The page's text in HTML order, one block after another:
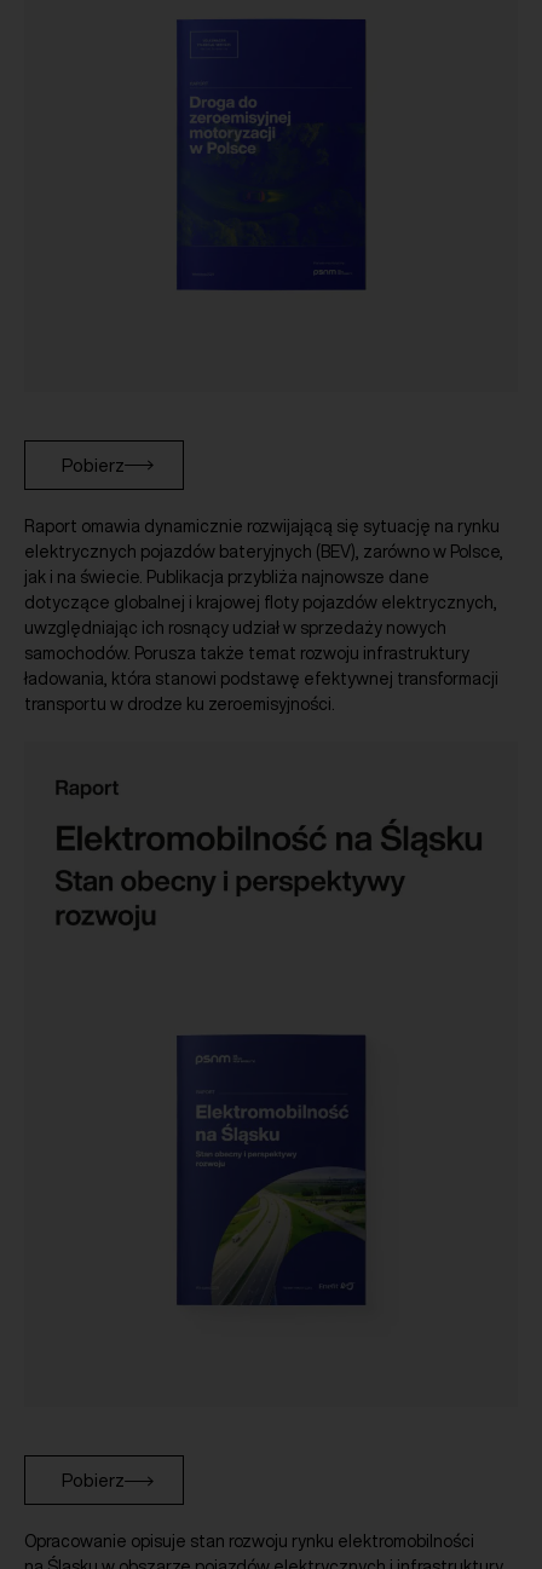
Pobierz
Raport omawia dynamicznie rozwijającą się sytuację na rynku
elektrycznych pojazdów bateryjnych (BEV), zarówno w Polsce,
jak i na świecie. Publikacja przybliża najnowsze dane
dotyczące globalnej i krajowej floty pojazdów elektrycznych,
uwzględniając ich rosnący udział w sprzedaży nowych
samochodów. Porusza także temat rozwoju infrastruktury
ładowania, która stanowi podstawę efektywnej transformacji
transportu w drodze ku zeroemisyjności.
Pobierz
Opracowanie opisuje stan rozwoju rynku elektromobilności